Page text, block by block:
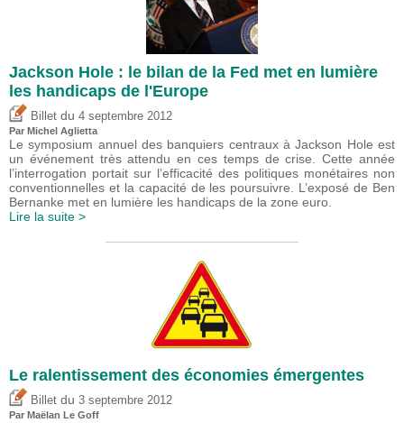
Jackson Hole : le bilan de la Fed met en lumière
les handicaps de l'Europe
Billet du 4 septembre 2012
Par Michel Aglietta
Le symposium annuel des banquiers centraux à Jackson Hole est
un événement très attendu en ces temps de crise. Cette année
l’interrogation portait sur l’efficacité des politiques monétaires non
conventionnelles et la capacité de les poursuivre. L’exposé de Ben
Bernanke met en lumière les handicaps de la zone euro.
Lire la suite >
Le ralentissement des économies émergentes
Billet du 3 septembre 2012
Par Maëlan Le Goff